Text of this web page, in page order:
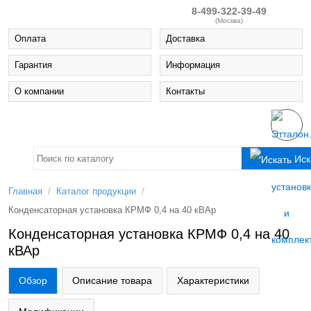
8-499-322-39-49
(Москва)
Оплата Доставка
Гарантия Информация
О компании Контакты
Главная / Каталог продукции /
Конденсаторная установка КРМФ 0,4 на 40 кВАр
Конденсаторная установка КРМФ 0,4 на 40
кВАр
Обзор Описание товара Характеристики